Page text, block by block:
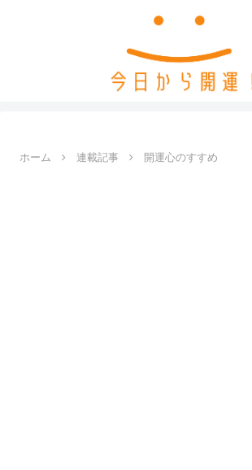
ホーム 連載記事 開運心のすすめ